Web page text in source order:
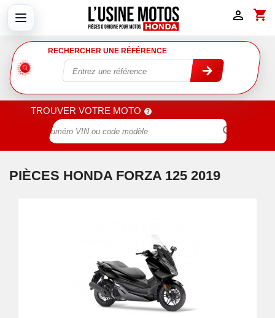
shopping_cart

RECHERCHER UNE RÉFÉRENCE
TROUVER VOTRE MOTO

PIÈCES HONDA FORZA 125 2019